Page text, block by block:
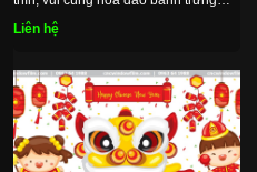
xanh
Liên hệ